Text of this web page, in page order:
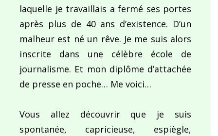
laquelle je travaillais a fermé ses portes
après plus de 40 ans d’existence. D’un
malheur est né un rêve. Je me suis alors
inscrite dans une célèbre école de
journalisme. Et mon diplôme d’attachée
de presse en poche… Me voici…
Vous allez découvrir que je suis
spontanée, capricieuse, espiègle,